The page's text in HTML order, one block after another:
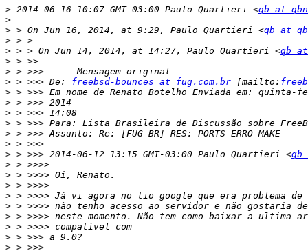
> 2014-06-16 10:07 GMT-03:00 Paulo Quartieri <qb at
>
> > On Jun 16, 2014, at 9:29, Paulo Quartieri <qb at
>
> > > On Jun 14, 2014, at 14:27, Paulo Quartieri <qb
>
>
> > >>> De: freebsd-bounces at fug.com.br [mailto:
>
>
>
>
>
>
> > >>> 2014-06-12 13:15 GMT-03:00 Paulo Quartieri <qb
>
>
>
>
>
>
>
>
>